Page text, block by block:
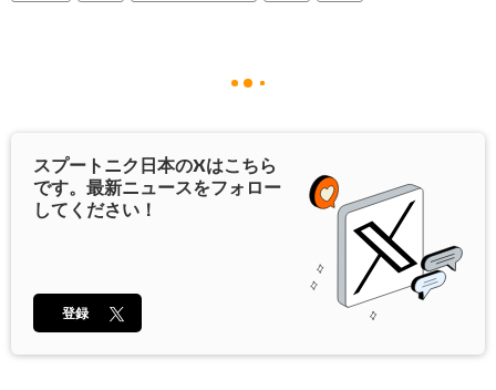
スプートニク日本のXはこちら
です。最新ニュースをフォロー
してください！
登録